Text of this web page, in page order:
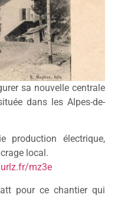
sa nouvelle centrale
dans les Alpes-de-
production électrique,
local.
mz3e
pour ce chantier qui